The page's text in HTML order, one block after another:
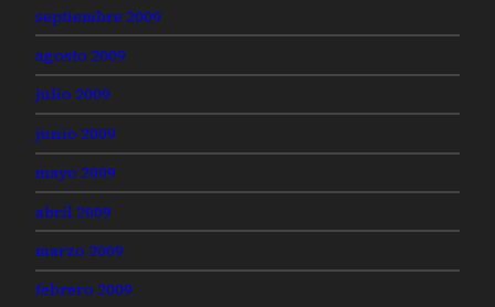
septiembre 2009
agosto 2009
julio 2009
junio 2009
mayo 2009
abril 2009
marzo 2009
febrero 2009